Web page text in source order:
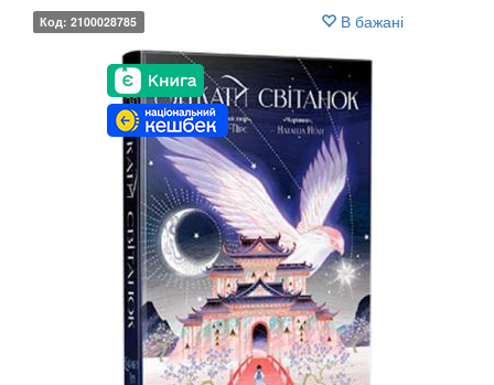
Код: 2100028785 В бажані